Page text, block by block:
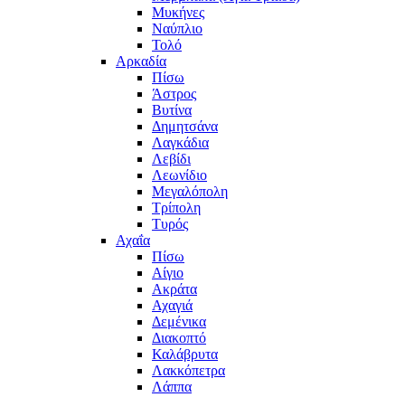
Μυκήνες
Ναύπλιο
Τολό
Αρκαδία
Πίσω
Άστρος
Βυτίνα
Δημητσάνα
Λαγκάδια
Λεβίδι
Λεωνίδιο
Μεγαλόπολη
Τρίπολη
Τυρός
Αχαΐα
Πίσω
Αίγιο
Ακράτα
Αχαγιά
Δεμένικα
Διακοπτό
Καλάβρυτα
Λακκόπετρα
Λάππα